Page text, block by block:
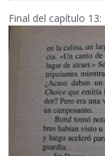
Final del capítulo 13: